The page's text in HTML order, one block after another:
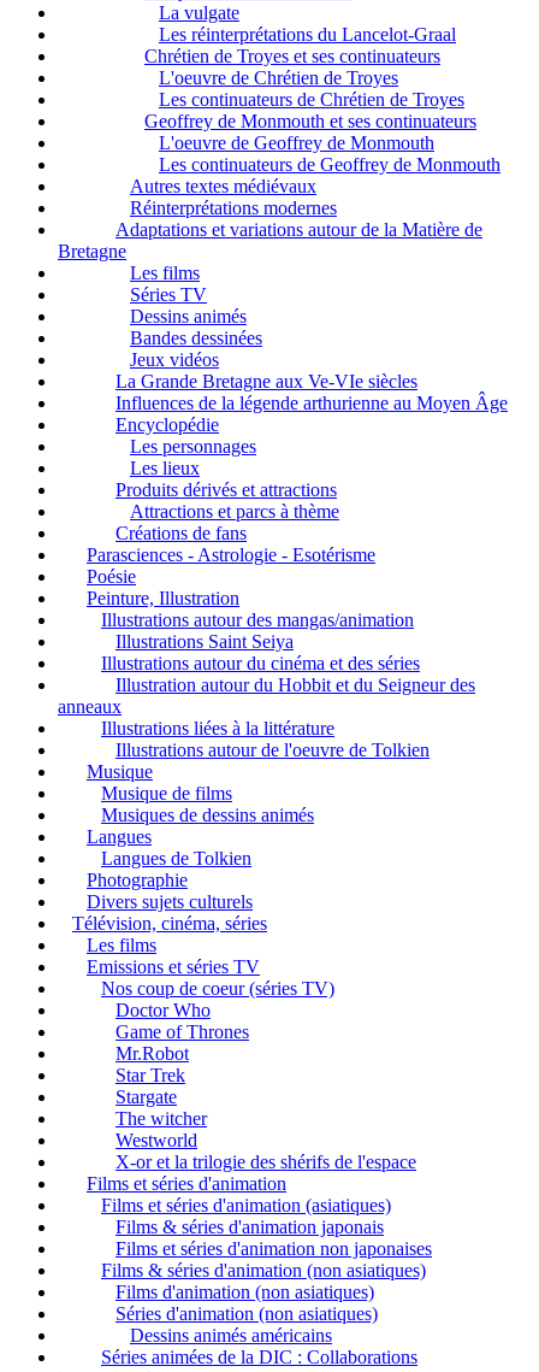
La vulgate
Les réinterprétations du Lancelot-Graal
Chrétien de Troyes et ses continuateurs
L'oeuvre de Chrétien de Troyes
Les continuateurs de Chrétien de Troyes
Geoffrey de Monmouth et ses continuateurs
L'oeuvre de Geoffrey de Monmouth
Les continuateurs de Geoffrey de Monmouth
Autres textes médiévaux
Réinterprétations modernes
Adaptations et variations autour de la Matière de
Bretagne
Les films
Séries TV
Dessins animés
Bandes dessinées
Jeux vidéos
La Grande Bretagne aux Ve-VIe siècles
Influences de la légende arthurienne au Moyen Âge
Encyclopédie
Les personnages
Les lieux
Produits dérivés et attractions
Attractions et parcs à thème
Créations de fans
Parasciences - Astrologie - Esotérisme
Poésie
Peinture, Illustration
Illustrations autour des mangas/animation
Illustrations Saint Seiya
Illustrations autour du cinéma et des séries
Illustration autour du Hobbit et du Seigneur des
anneaux
Illustrations liées à la littérature
Illustrations autour de l'oeuvre de Tolkien
Musique
Musique de films
Musiques de dessins animés
Langues
Langues de Tolkien
Photographie
Divers sujets culturels
Télévision, cinéma, séries
Les films
Emissions et séries TV
Nos coup de coeur (séries TV)
Doctor Who
Game of Thrones
Mr.Robot
Star Trek
Stargate
The witcher
Westworld
X-or et la trilogie des shérifs de l'espace
Films et séries d'animation
Films et séries d'animation (asiatiques)
Films & séries d'animation japonais
Films et séries d'animation non japonaises
Films & séries d'animation (non asiatiques)
Films d'animation (non asiatiques)
Séries d'animation (non asiatiques)
Dessins animés américains
Séries animées de la DIC : Collaborations